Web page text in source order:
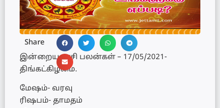
Share
இன்றைய ராசி பலன்கள் – 17/05/2021-
திங்கட்கிழமை.
மேஷம்- வரவு
ரிஷபம்- தாமதம்